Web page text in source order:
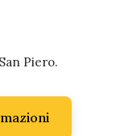
Piero.